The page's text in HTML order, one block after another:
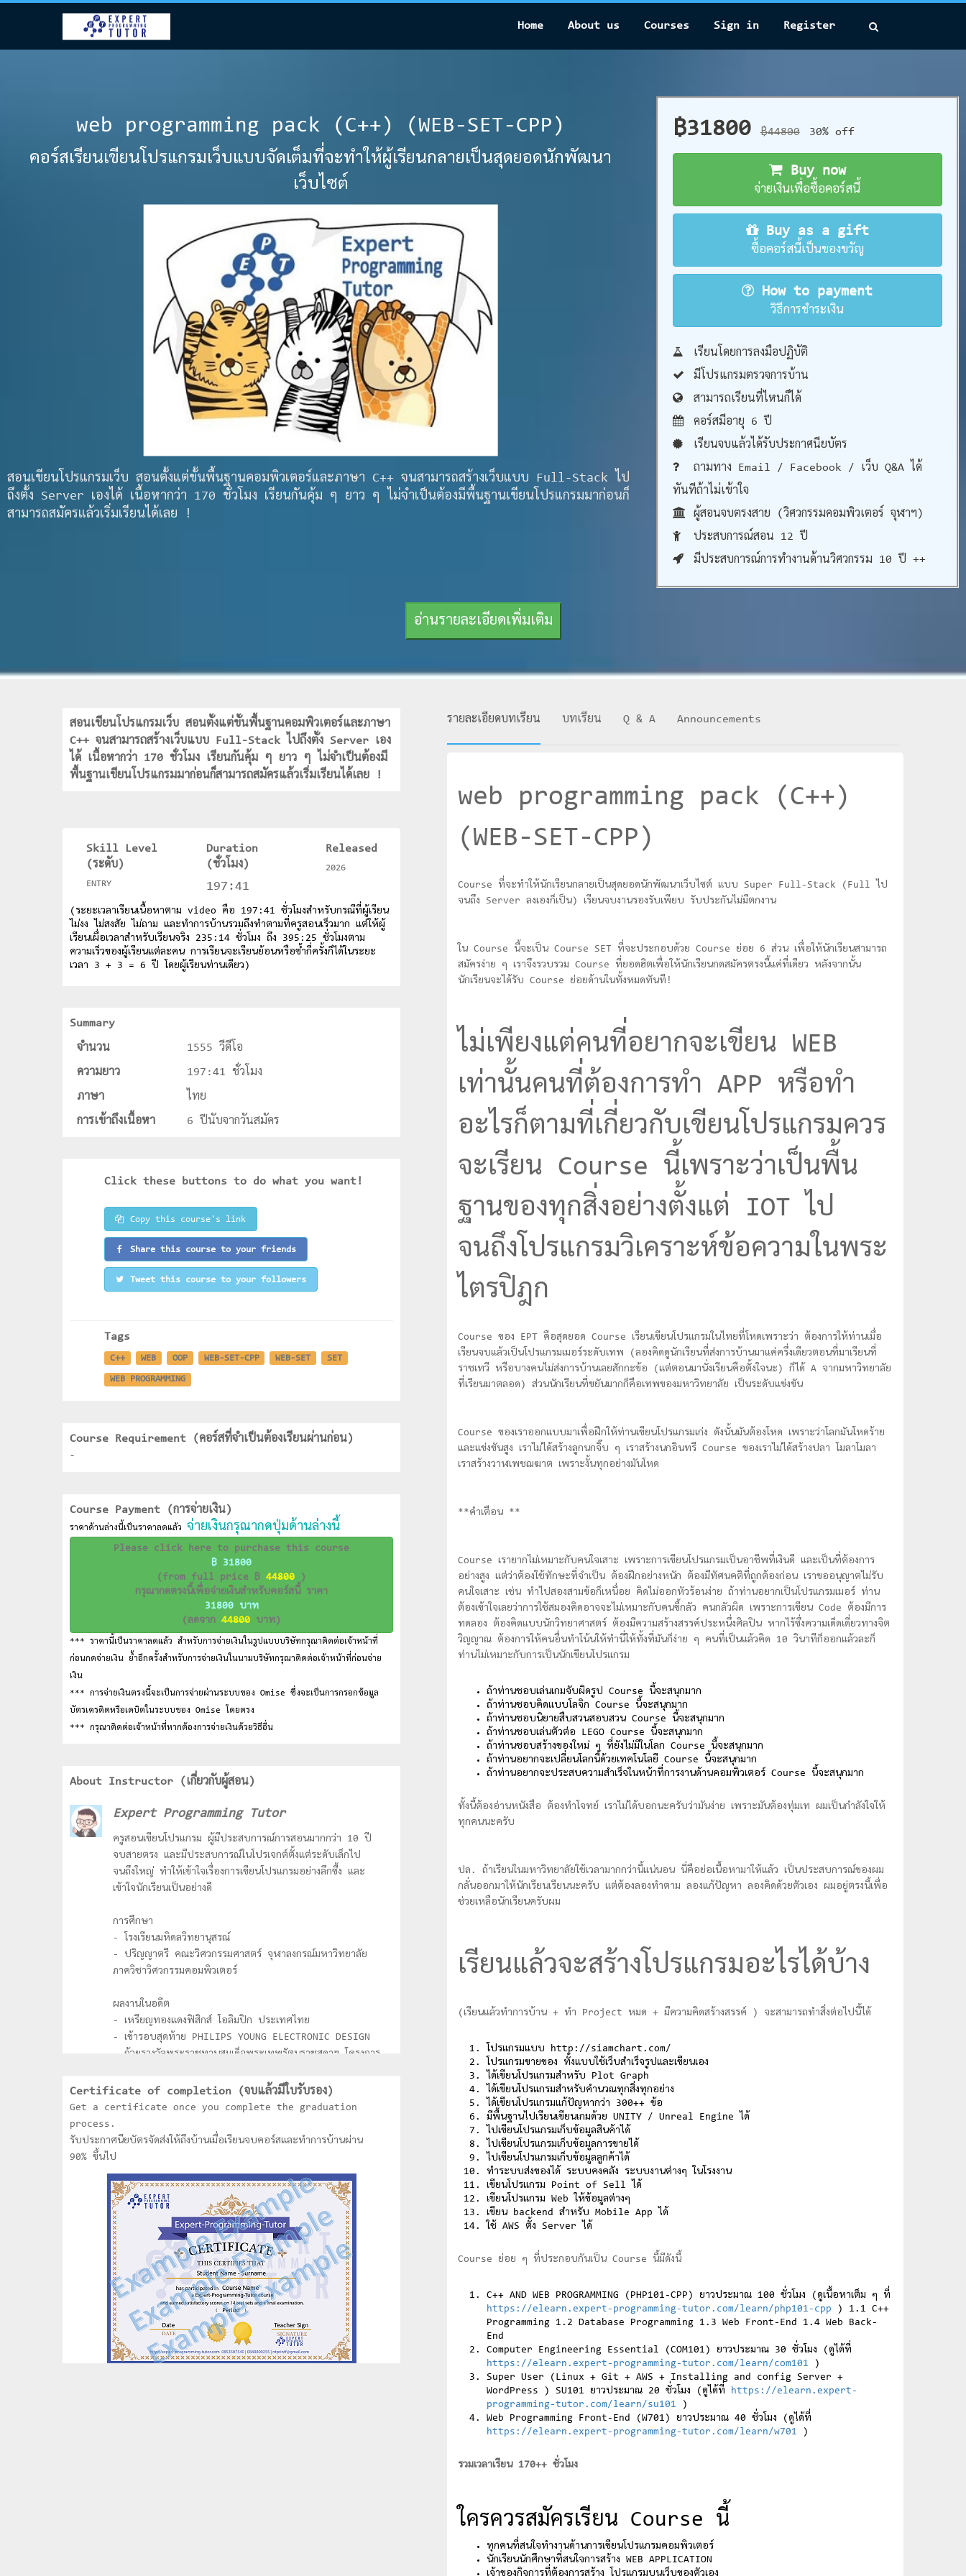
Home About us Courses Sign in Register
web programming pack (C++) (WEB-SET-CPP)
คอร์สเรียนเขียนโปรแกรมเว็บแบบจัดเต็มที่จะทำให้ผู้เรียนกลายเป็นสุดยอดนักพัฒนา
เว็บไซต์
สอนเขียนโปรแกรมเว็บ สอนตั้งแต่ขั้นพื้นฐานคอมพิวเตอร์และภาษา C++ จนสามารถสร้างเว็บแบบ Full-Stack ไป
ถึงตั้ง Server เองได้ เนื้อหากว่า 170 ชั่วโมง เรียนกันคุ้ม ๆ ยาว ๆ ไม่จำเป็นต้องมีพื้นฐานเขียนโปรแกรมมาก่อนก็
สามารถสมัครแล้วเริ่มเรียนได้เลย !
฿31800 ฿44800 30% off
Buy now
จ่ายเงินเพื่อซื้อคอร์สนี้
Buy as a gift
ซื้อคอร์สนี้เป็นของขวัญ
How to payment
วิธีการชำระเงิน
เรียนโดยการลงมือปฏิบัติ
มีโปรแกรมตรวจการบ้าน
สามารถเรียนที่ไหนก็ได้
คอร์สมีอายุ 6 ปี
เรียนจบแล้วได้รับประกาศนียบัตร
ถามทาง Email / Facebook / เว็บ Q&A ได้
ทันทีถ้าไม่เข้าใจ
ผู้สอนจบตรงสาย (วิศวกรรมคอมพิวเตอร์ จุฬาฯ)
ประสบการณ์สอน 12 ปี
มีประสบการณ์การทำงานด้านวิศวกรรม 10 ปี ++
อ่านรายละเอียดเพิ่มเติม
สอนเขียนโปรแกรมเว็บ สอนตั้งแต่ขั้นพื้นฐานคอมพิวเตอร์และภาษา
C++ จนสามารถสร้างเว็บแบบ Full-Stack ไปถึงตั้ง Server เอง
ได้ เนื้อหากว่า 170 ชั่วโมง เรียนกันคุ้ม ๆ ยาว ๆ ไม่จำเป็นต้องมี
พื้นฐานเขียนโปรแกรมมาก่อนก็สามารถสมัครแล้วเริ่มเรียนได้เลย !
Skill Level
(ระดับ)
ENTRY
Duration
(ชั่วโมง)
197:41
Released
2026
(ระยะเวลาเรียนเนื้อหาตาม video คือ 197:41 ชั่วโมงสำหรับกรณีที่ผู้เรียน
ไม่งง ไม่สงสัย ไม่ถาม และทำการบ้านรวมถึงทำตามที่ครูสอนเร็วมาก แต่ให้ผู้
เรียนเผื่อเวลาสำหรับเรียนจริง 235:14 ชั่วโมง ถึง 395:25 ชั่วโมงตาม
ความเร็วของผู้เรียนแต่ละคน การเรียนจะเรียนย้อนหรือซ้ำกี่ครั้งก็ได้ในระยะ
เวลา 3 + 3 = 6 ปี โดยผู้เรียนท่านเดียว)
Summary
จำนวน 1555 วีดีโอ
ความยาว 197:41 ชั่วโมง
ภาษา ไทย
การเข้าถึงเนื้อหา 6 ปีนับจากวันสมัคร
Click these buttons to do what you want!
Copy this course's link
Share this course to your friends
Tweet this course to your followers
Tags
C++ WEB OOP WEB-SET-CPP WEB-SET SET
WEB PROGRAMMING
Course Requirement (คอร์สที่จำเป็นต้องเรียนผ่านก่อน)
-
Course Payment (การจ่ายเงิน)
ราคาด้านล่างนี้เป็นราคาลดแล้ว จ่ายเงินกรุณากดปุ่มด้านล่างนี้
Please click here to purchase this course
฿ 31800
(from full price ฿ 44800 )
กรุณากดตรงนี้เพื่อจ่ายเงินสำหรับคอร์สนี้ ราคา
31800 บาท
(ลดจาก 44800 บาท)
*** ราคานี้เป็นราคาลดแล้ว สำหรับการจ่ายเงินในรูปแบบบริษัทกรุณาติดต่อเจ้าหน้าที่
ก่อนกดจ่ายเงิน ย้ำอีกครั้งสำหรับการจ่ายเงินในนามบริษัทกรุณาติดต่อเจ้าหน้าที่ก่อนจ่าย
เงิน
*** การจ่ายเงินตรงนี้จะเป็นการจ่ายผ่านระบบของ Omise ซึ่งจะเป็นการกรอกข้อมูล
บัตรเครดิตหรือเดบิตในระบบของ Omise โดยตรง
*** กรุณาติดต่อเจ้าหน้าที่หากต้องการจ่ายเงินด้วยวิธีอื่น
About Instructor (เกี่ยวกับผู้สอน)
Expert Programming Tutor
ครูสอนเขียนโปรแกรม ผู้มีประสบการณ์การสอนมากกว่า 10 ปี
จบสายตรง และมีประสบการณ์ในโปรเจกต์ตั้งแต่ระดับเล็กไป
จนถึงใหญ่ ทำให้เข้าใจเรื่องการเขียนโปรแกรมอย่างลึกซื้ง และ
เข้าใจนักเรียนเป็นอย่างดี
การศึกษา
- โรงเรียนมหิดลวิทยานุสรณ์
- ปริญญาตรี คณะวิศวกรรมศาสตร์ จุฬาลงกรณ์มหาวิทยาลัย
ภาควิชาวิศวกรรมคอมพิวเตอร์
ผลงานในอดีต
- เหรียญทองแดงฟิสิกส์ โอลิมปิก ประเทศไทย
- เข้ารอบสุดท้าย PHILIPS YOUNG ELECTRONIC DESIGN
- ถ้วยรางวัลพระราชทานสมเด็จพระเทพรัตนราชสุดาฯ โครงการ
- ชนะเลิศการประกวด Software ของ Thailand
Information technology Agency (TITA) ระดับ
- ได้รับคัดเลือกเป็นตัวแทนประเทศไทยเข้าร่วมการแข่งขัน Asia
Pacific Information Technology (APITA) ที่ประเทศ
- ชนะเลิศการแข่งขันหุ่นยนต์ระดับประเทศไทย
- ชนะเลิศการแข่งขันหุ่นยนต์ระดับโลก
Certificate of completion (จบแล้วมีใบรับรอง)
Get a certificate once you complete the graduation
process.
รับประกาศนียบัตรจัดส่งให้ถึงบ้านเมื่อเรียนจบคอร์สและทำการบ้านผ่าน
90% ขึ้นไป
รายละเอียดบทเรียน บทเรียน Q & A Announcements
web programming pack (C++)
(WEB-SET-CPP)
Course ที่จะทำให้นักเรียนกลายเป็นสุดยอดนักพัฒนาเว็บไซต์ แบบ Super Full-Stack (Full ไป
จนถึง Server ลงเองก็เป็น) เรียนจบงานรองรับเพียบ รับประกันไม่มีตกงาน
ใน Course นี้จะเป็น Course SET ที่จะประกอบด้วย Course ย่อย 6 ส่วน เพื่อให้นักเรียนสามารถ
สมัครง่าย ๆ เราจึงรวบรวม Course ที่ยอดฮิตเพื่อให้นักเรียนกดสมัครตรงนี้แค่ที่เดียว หลังจากนั้น
นักเรียนจะได้รับ Course ย่อยด้านในทั้งหมดทันที!
ไม่เพียงแต่คนที่อยากจะเขียน WEB
เท่านั้นคนที่ต้องการทำ APP หรือทำ
อะไรก็ตามที่เกี่ยวกับเขียนโปรแกรมควร
จะเรียน Course นี้เพราะว่าเป็นพื้น
ฐานของทุกสิ่งอย่างตั้งแต่ IOT ไป
จนถึงโปรแกรมวิเคราะห์ข้อความในพระ
ไตรปิฎก
Course ของ EPT คือสุดยอด Course เรียนเขียนโปรแกรมในไทยที่โหดเพราะว่า ต้องการให้ท่านเมื่อ
เรียนจบแล้วเป็นโปรแกรมเมอร์ระดับเทพ (ลองคิดดูนักเรียนที่ส่งการบ้านมาแค่ครึ่งเดียวตอนที่มาเรียนที่
ราชเทวี หรือบางคนไม่ส่งการบ้านเลยสักกะข้อ (แต่ตอนมานั่งเรียนคือตั้งใจนะ) ก็ได้ A จากมหาวิทยาลัย
ที่เรียนมาตลอด) ส่วนนักเรียนที่ขยันมากก็คือเทพของมหาวิทยาลัย เป็นระดับแข่งขัน
Course ของเราออกแบบมาเพื่อฝึกให้ท่านเขียนโปรแกรมเก่ง ดังนั้นมันต้องโหด เพราะว่าโลกมันโหดร้าย
และแข่งขันสูง เราไม่ได้สร้างลูกนกจิ๊บ ๆ เราสร้างนกอินทรี Course ของเราไม่ได้สร้างปลา โมลาโมลา
เราสร้างวาฬเพชฌฆาต เพราะงั้นทุกอย่างมันโหด
**คำเตือน **
Course เรายากไม่เหมาะกับคนใจเสาะ เพราะการเขียนโปรแกรมเป็นอาชีพที่เงินดี และเป็นที่ต้องการ
อย่างสูง แต่ว่าต้องใช้ทักษะที่จำเป็น ต้องฝึกอย่างหนัก ต้องมีทัศนคติที่ถูกต้องก่อน เราขออนุญาตไม่รับ
คนใจเสาะ เช่น ทำไปสองสามข้อก็เหนื่อย คิดไม่ออกหัวร้อนง่าย ถ้าท่านอยากเป็นโปรแกรมเมอร์ ท่าน
ต้องเข้าใจเลยว่าการใช้สมองคิดอาจจะไม่เหมาะกับคนขี้กลัว คนกลัวผิด เพราะการเขียน Code ต้องมีการ
ทดลอง ต้องคิดแบบนักวิทยาศาสตร์ ต้องมีความสร้างสรรค์ประหนึ่งศิลปิน หากไร้ซึ่งความเด็ดเดี่ยวทางจิต
วิญญาณ ต้องการให้คนอื่นทำโน้นให้ทำนี่ให้ทั้งที่มันก็ง่าย ๆ คนที่เป็นแล้วคิด 10 วินาทีก็ออกแล้วละก็
ท่านไม่เหมาะกับการเป็นนักเขียนโปรแกรม
ถ้าท่านชอบเล่นเกมจับผิดรูป Course นี้จะสนุกมาก
ถ้าท่านชอบคิดแบบโลจิก Course นี้จะสนุกมาก
ถ้าท่านชอบนิยายสืบสวนสอบสวน Course นี้จะสนุกมาก
ถ้าท่านชอบเล่นตัวต่อ LEGO Course นี้จะสนุกมาก
ถ้าท่านชอบสร้างของใหม่ ๆ ที่ยังไม่มีในโลก Course นี้จะสนุกมาก
ถ้าท่านอยากจะเปลี่ยนโลกนี้ด้วยเทคโนโลยี Course นี้จะสนุกมาก
ถ้าท่านอยากจะประสบความสำเร็จในหน้าที่การงานด้านคอมพิวเตอร์ Course นี้จะสนุกมาก
ทั้งนี้ต้องอ่านหนังสือ ต้องทำโจทย์ เราไม่ได้บอกนะครับว่ามันง่าย เพราะมันต้องทุ่มเท ผมเป็นกำลังใจให้
ทุกคนนะครับ
ปล. ถ้าเรียนในมหาวิทยาลัยใช้เวลามากกว่านี้แน่นอน นี่คือย่อเนื้อหามาให้แล้ว เป็นประสบการณ์ของผม
กลั่นออกมาให้นักเรียนเรียนนะครับ แต่ต้องลองทำตาม ลองแก้ปัญหา ลองคิดด้วยตัวเอง ผมอยู่ตรงนี้เพื่อ
ช่วยเหลือนักเรียนครับผม
เรียนแล้วจะสร้างโปรแกรมอะไรได้บ้าง
(เรียนแล้วทำการบ้าน + ทำ Project หมด + มีความคิดสร้างสรรค์ ) จะสามารถทำสิ่งต่อไปนี้ได้
โปรแกรมแบบ http://siamchart.com/
โปรแกรมขายของ ทั้งแบบใช้เว็บสำเร็จรูปและเขียนเอง
ได้เขียนโปรแกรมสำหรับ Plot Graph
ได้เขียนโปรแกรมสำหรับคำนวณทุกสิ่งทุกอย่าง
ได้เขียนโปรแกรมแก้ปัญหากว่า 300++ ข้อ
มีพื้นฐานไปเรียนเขียนเกมด้วย UNITY / Unreal Engine ได้
ไปเขียนโปรแกรมเก็บข้อมูลสินค้าได้
ไปเขียนโปรแกรมเก็บข้อมูลการขายได้
ไปเขียนโปรแกรมเก็บข้อมูลลูกค้าได้
ทำระบบส่งของได้ ระบบคงคลัง ระบบงานต่างๆ ในโรงงาน
เขียนโปรแกรม Point of Sell ได้
เขียนโปรแกรม Web ให้ข้อมูลต่างๆ
เขียน backend สำหรับ Mobile App ได้
ใช้ AWS ตั้ง Server ได้
Course ย่อย ๆ ที่ประกอบกันเป็น Course นี้มีดังนี้
C++ AND WEB PROGRAMMING (PHP101-CPP) ยาวประมาณ 100 ชั่วโมง (ดูเนื้อหาเต็ม ๆ ที่
https://elearn.expert-programming-tutor.com/learn/php101-cpp ) 1.1 C++
Programming 1.2 Database Programming 1.3 Web Front-End 1.4 Web Back-
End
Computer Engineering Essential (COM101) ยาวประมาณ 30 ชั่วโมง (ดูได้ที่
https://elearn.expert-programming-tutor.com/learn/com101 )
Super User (Linux + Git + AWS + Installing and config Server +
WordPress ) SU101 ยาวประมาณ 20 ชั่วโมง (ดูได้ที่ https://elearn.expert-
programming-tutor.com/learn/su101 )
Web Programming Front-End (W701) ยาวประมาณ 40 ชั่วโมง (ดูได้ที่
https://elearn.expert-programming-tutor.com/learn/w701 )
รวมเวลาเรียน 170++ ชั่วโมง
ใครควรสมัครเรียน Course นี้
ทุกคนที่สนใจทำงานด้านการเขียนโปรแกรมคอมพิวเตอร์
นักเรียนนักศึกษาที่สนใจการสร้าง WEB APPLICATION
เจ้าของกิจการที่ต้องการสร้าง โปรแกรมบนเว็บของตัวเอง